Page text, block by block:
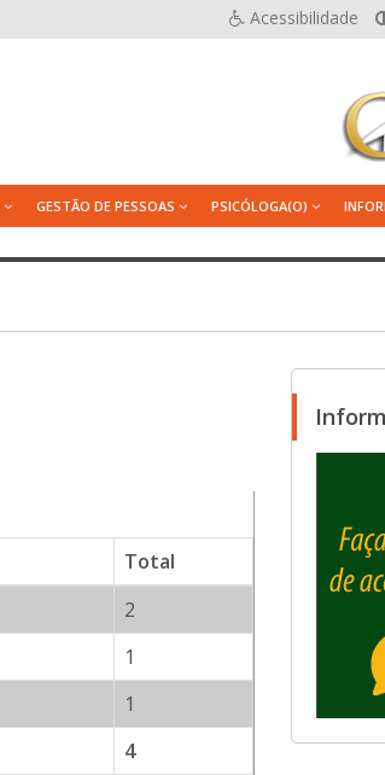
Acessibilidade
GESTÃO DE PESSOAS PSICÓLOGA(O)
Total
2
1
1
4